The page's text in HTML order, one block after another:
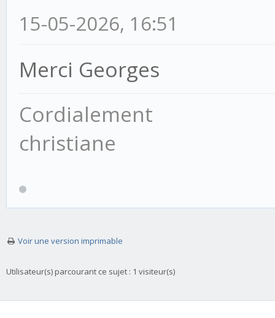
15-05-2026, 16:51
Merci Georges
Cordialement
christiane
Voir une version imprimable
Utilisateur(s) parcourant ce sujet : 1 visiteur(s)